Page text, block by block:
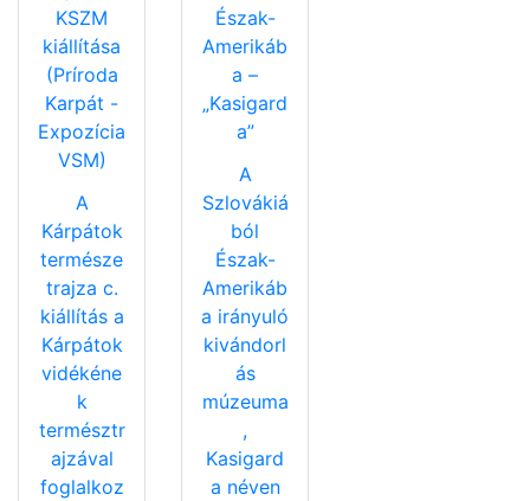
KSZM
kiállítása
(Príroda
Karpát -
Expozícia
VSM)
A
Kárpátok
természe
trajza c.
kiállítás a
Kárpátok
vidékéne
k
természtr
ajzával
foglalkoz
Észak-
Amerikáb
a –
„Kasigard
a”
A
Szlovákiá
ból
Észak-
Amerikáb
a irányuló
kivándorl
ás
múzeuma
,
Kasigard
a néven